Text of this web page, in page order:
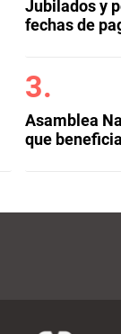
Jubilados y
fechas de
Asamblea
que